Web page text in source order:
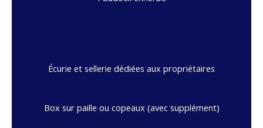
Écurie et sellerie dédiées aux propriétaires
Box sur paille ou copeaux (avec supplément)